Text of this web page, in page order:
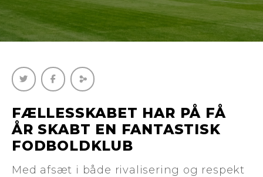
FÆLLESSKABET HAR PÅ FÅ
ÅR SKABT EN FANTASTISK
FODBOLDKLUB
Med afsæt i både rivalisering og respekt